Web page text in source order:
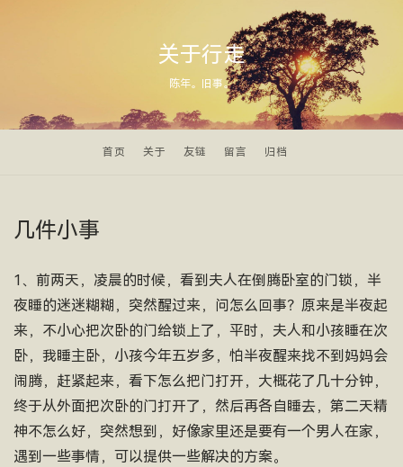
关于行走
陈年。旧事。
首页 关于 友链 留言 归档
几件小事
1、前两天，凌晨的时候，看到夫人在倒腾卧室的门锁，半
夜睡的迷迷糊糊，突然醒过来，问怎么回事？原来是半夜起
来，不小心把次卧的门给锁上了，平时，夫人和小孩睡在次
卧，我睡主卧，小孩今年五岁多，怕半夜醒来找不到妈妈会
闹腾，赶紧起来，看下怎么把门打开，大概花了几十分钟，
终于从外面把次卧的门打开了，然后再各自睡去，第二天精
神不怎么好，突然想到，好像家里还是要有一个男人在家，
遇到一些事情，可以提供一些解决的方案。